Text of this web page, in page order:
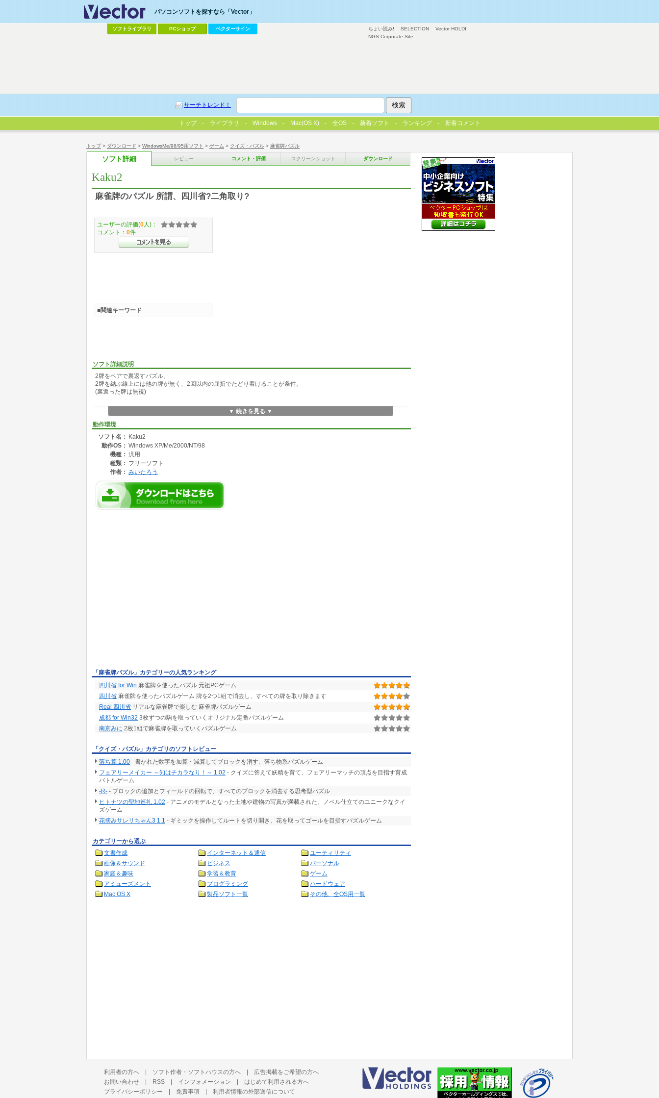
トップ> ダウンロード > WindowsMe/98/95用ソフト > ゲーム > クイズ・パズル > 麻雀牌パズル
ソフト詳細 レビュー コメント・評価 スクリーンショット ダウンロード
Kaku2
麻雀牌のパズル 所謂、四川省?二角取り?
ソフト詳細説明
2牌をペアで裏返すパズル。
2牌を結ぶ線上には他の牌が無く、2回以内の屈折でたどり着けることが条件。
(裏返った牌は無視)
▼ 続きを見る ▼
動作環境
ソフト名： Kaku2
動作OS： Windows XP/Me/2000/NT/98
機種： 汎用
種類： フリーソフト
作者： みいたろう
ユーザーの評価(0 人)：
コメント： 0件
■関連キーワード
「麻雀牌パズル」カテゴリーの人気ランキング
四川省 for Win 麻雀牌を使ったパズル 元祖PCゲーム
四川省 麻雀牌を使ったパズルゲーム 牌を2つ1組で消去し、すべての牌を取り除きます
Real 四川省 リアルな麻雀牌で楽しむ 麻雀牌パズルゲーム
成都 for Win32 3枚ずつの駒を取っていくオリジナル定番パズルゲーム
南京みに 2枚1組で麻雀牌を取っていくパズルゲーム
「クイズ・パズル」カテゴリのソフトレビュー
落ち算 1.00 - 書かれた数字を加算・減算してブロックを消す、落ち物系パズルゲーム
フェアリーメイカー ～知はチカラなり！～ 1.02 - クイズに答えて妖精を育て、フェアリーマッチの頂点を目指す育成
バトルゲーム
-R- - ブロックの追加とフィールドの回転で、すべてのブロックを消去する思考型パズル
ヒトナツの聖地巡礼 1.02 - アニメのモデルとなった土地や建物の写真が満載された、ノベル仕立てのユニークなクイ
ズゲーム
花摘みサレリちゃん3 1.1 - ギミックを操作してルートを切り開き、花を取ってゴールを目指すパズルゲーム
カテゴリーから選ぶ
文書作成
インターネット＆通信
ユーティリティ
画像＆サウンド
ビジネス
パーソナル
家庭＆趣味
学習＆教育
ゲーム
アミューズメント
プログラミング
ハードウェア
Mac OS X
製品ソフト一覧 その他、全OS用一覧
ちょい読み! SELECTION
Vector HOLDI
NGS Corporate Site
パソコンソフトを探すなら「Vector」
ソフトライブラリ PCショップ ベクターサイン
サーチトレンド！
トップ ライブラリ Windows Mac(OS X) 全OS 新着ソフト ランキング 新着コメント
利用者の方へ | ソフト作者・ソフトハウスの方へ | 広告掲載をご希望の方へ
お問い合わせ | RSS | インフォメーション | はじめて利用される方へ
プライバシーポリシー | 免責事項 | 利用者情報の外部送信について